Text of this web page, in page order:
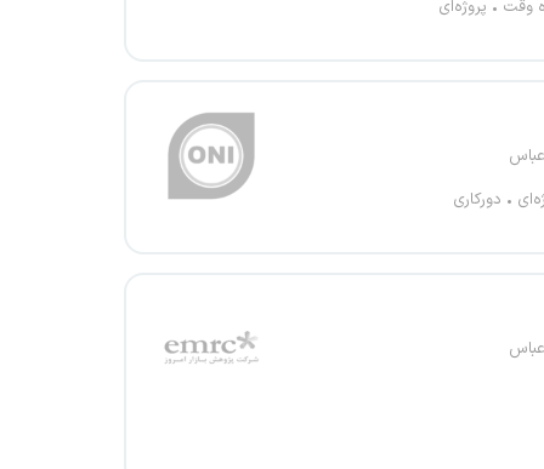
وقت
پروژه‌ای
دورکاری